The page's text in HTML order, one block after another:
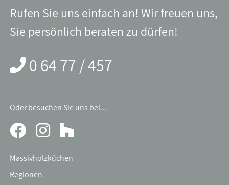
Rufen Sie uns einfach an! Wir freuen uns,
Sie persönlich beraten zu dürfen!
0 64 77 / 457
Massivholzküchen
Regionen
Oder besuchen Sie uns bei...